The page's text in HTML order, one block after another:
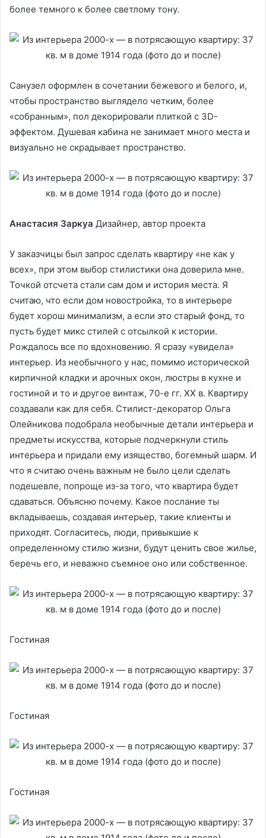
более темного к более светлому тону.
Санузел оформлен в сочетании бежевого и белого, и,
чтобы пространство выглядело четким, более
«собранным», пол декорировали плиткой с 3D-
эффектом. Душевая кабина не занимает много места и
визуально не скрадывает пространство.
Анастасия Заркуа Дизайнер, автор проекта
У заказчицы был запрос сделать квартиру «не как у
всех», при этом выбор стилистики она доверила мне.
Точкой отсчета стали сам дом и история места. Я
считаю, что если дом новостройка, то в интерьере
будет хорош минимализм, а если это старый фонд, то
пусть будет микс стилей с отсылкой к истории.
Рождалось все по вдохновению. Я сразу «увидела»
интерьер. Из необычного у нас, помимо исторической
кирпичной кладки и арочных окон, люстры в кухне и
гостиной и то и другое винтаж, 70-е гг. ХХ в. Квартиру
создавали как для себя. Стилист-декоратор Ольга
Олейникова подобрала необычные детали интерьера и
предметы искусства, которые подчеркнули стиль
интерьера и придали ему изящество, богемный шарм. И
что я считаю очень важным не было цели сделать
подешевле, попроще из-за того, что квартира будет
сдаваться. Объясню почему. Какое послание ты
вкладываешь, создавая интерьер, такие клиенты и
приходят. Согласитесь, люди, привыкшие к
определенному стилю жизни, будут ценить свое жилье,
беречь его, и неважно съемное оно или собственное.
Гостиная
Гостиная
Гостиная